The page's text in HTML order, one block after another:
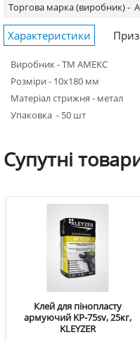
Торгова марка (виробник) -
Характеристики
Виробник - ТМ АМЕКС
Розміри - 10х180 мм
Матеріал стрижня - метал
Упаковка - 50 шт
Супутні
Клей для пінопласту
армуючий KP-75sv, 25кг,
KLEYZER